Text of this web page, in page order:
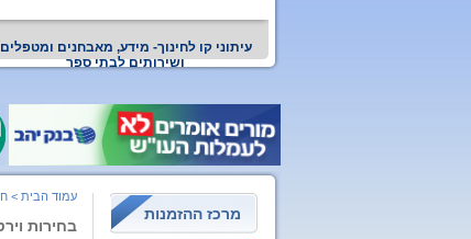
עיתוני קו לחינוך- מידע, מאבחנים ומטפלים
ושירותים לבתי ספר
מרכז ההזמנות
עמוד הבית >
בחירות